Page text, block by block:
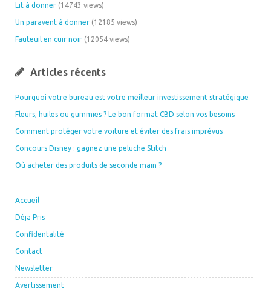
Lit à donner (14743 views)
Un paravent à donner (12185 views)
Fauteuil en cuir noir (12054 views)
Articles récents
Pourquoi votre bureau est votre meilleur investissement stratégique
Fleurs, huiles ou gummies ? Le bon format CBD selon vos besoins
Comment protéger votre voiture et éviter des frais imprévus
Concours Disney : gagnez une peluche Stitch
Où acheter des produits de seconde main ?
Accueil
Déja Pris
Confidentalité
Contact
Newsletter
Avertissement